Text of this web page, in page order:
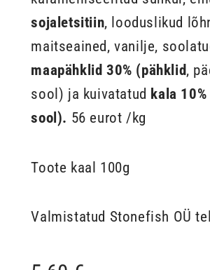
sojaletsitiin, looduslikud
maitseained, vanilje,
maapähklid 30% (pähklid,
sool) ja kuivatatud kala
sool). 56 eurot /kg
Toote kaal 100g
Valmistatud Stonefish OÜ